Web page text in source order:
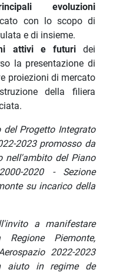
evoluzioni
con lo scopo di
e di insieme.
attivi e futuri dei
la presentazione di
proiezioni di mercato
della filiera
Progetto Integrato
2023 promosso da
nell'ambito del Piano
2020 - Sezione
su incarico della
a manifestare
Piemonte,
2022-2023
aiuto in regime de